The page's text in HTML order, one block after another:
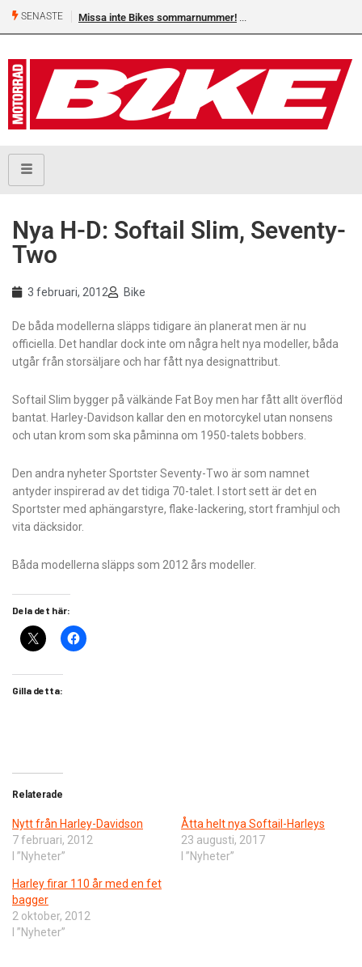
SENASTE Missa inte Bikes sommarnummer!
Nya H-D: Softail Slim, Seventy-
Two
3 februari, 2012 Bike
De båda modellerna släpps tidigare än planerat men är nu
officiella. Det handlar dock inte om några helt nya modeller, båda
utgår från storsäljare och har fått nya designattribut.
Softail Slim bygger på välkände Fat Boy men har fått allt överflöd
bantat. Harley-Davidson kallar den en motorcykel utan nonsens
och utan krom som ska påminna om 1950-talets bobbers.
Den andra nyheter Sportster Seventy-Two är som namnet
antyder inspirerad av det tidiga 70-talet. I stort sett är det en
Sportster med aphängarstyre, flake-lackering, stort framhjul och
vita däcksidor.
Båda modellerna släpps som 2012 års modeller.
Dela det här:
Gilla detta:
Relaterade
Nytt från Harley-Davidson
7 februari, 2012
I ”Nyheter”
Åtta helt nya Softail-Harleys
23 augusti, 2017
I ”Nyheter”
Harley firar 110 år med en fet
bagger
2 oktober, 2012
I ”Nyheter”